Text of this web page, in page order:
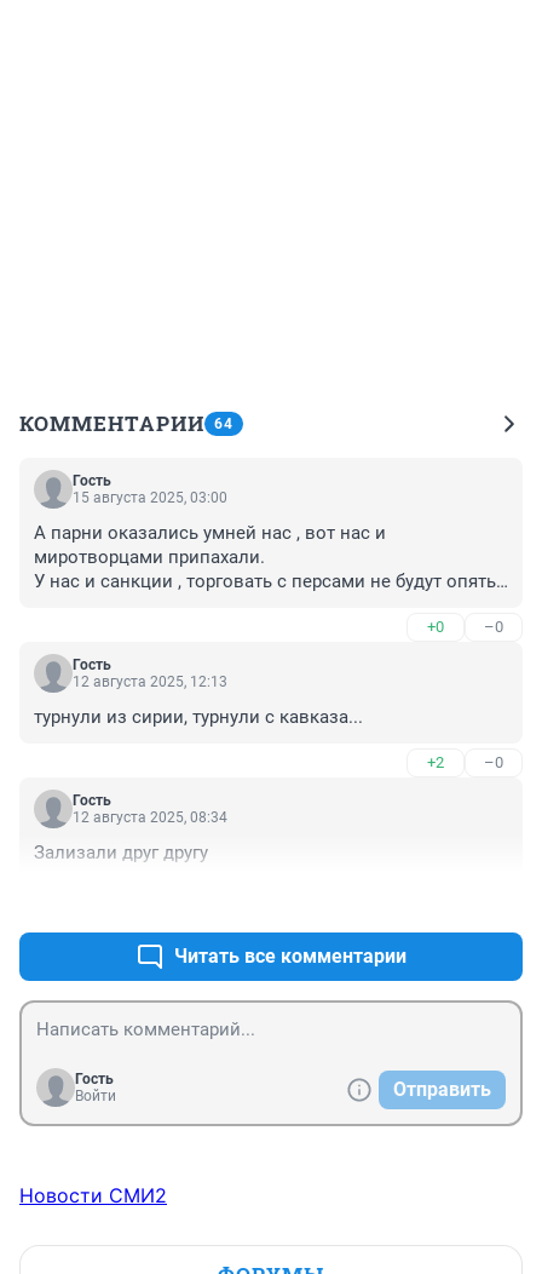
КОММЕНТАРИИ 64
Гость
15 августа 2025, 03:00
А парни оказались умней нас , вот нас и
миротворцами припахали.
У нас и санкции , торговать с персами не будут опять
голову. А кто из них с кем теперь воевать будет?
+0 –0
Гость
12 августа 2025, 12:13
турнули из сирии, турнули с кавказа...
+2 –0
Гость
12 августа 2025, 08:34
Зализали друг другу
Читать все комментарии
Гость
Войти
Отправить
Новости СМИ2